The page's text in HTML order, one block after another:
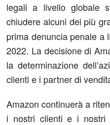
legali a livello globale
chiudere alcuni dei più
prima denuncia penale a
2022. La decisione di
la determinazione
clienti e i partner di
Amazon continuerà a
i nostri clienti e i nostri